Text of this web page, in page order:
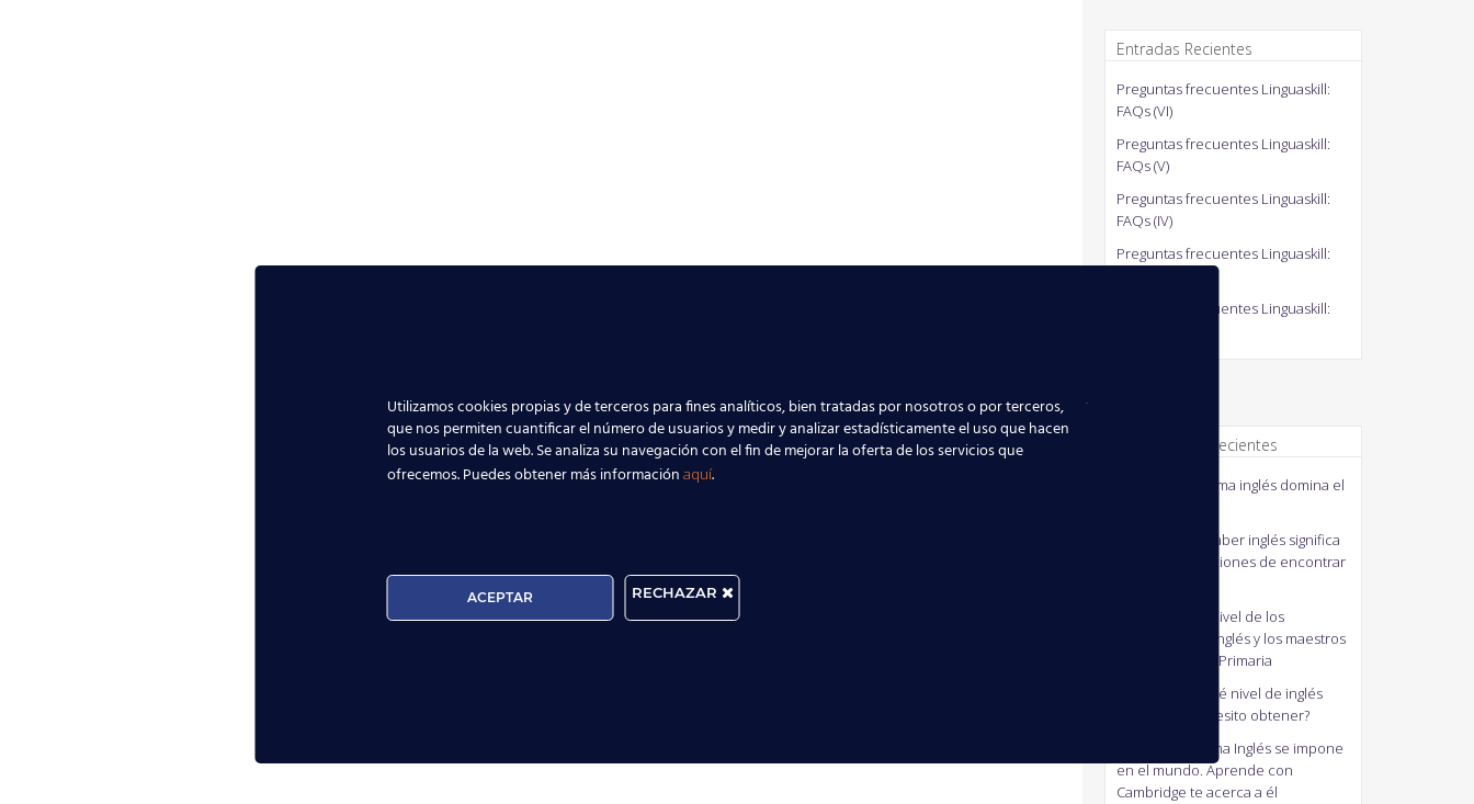
Entradas Recientes
Preguntas frecuentes Linguaskill:
FAQs (VI)
Preguntas frecuentes Linguaskill:
FAQs (V)
Preguntas frecuentes Linguaskill:
FAQs (IV)
Preguntas frecuentes Linguaskill:
Preguntas frecuentes Linguaskill:
Comentarios recientes
El idioma inglés domina el
Saber inglés significa
mejorar tus opciones de encontrar
Bajo nivel de los
profesores de inglés y los maestros
generalistas de Primaria
¿Qué nivel de inglés
Cambridge necesito obtener?
El Idioma Inglés se impone
en el mundo. Aprende con
Cambridge te acerca a él
Utilizamos cookies propias y de terceros para fines analíticos, bien tratadas por nosotros o por terceros,
que nos permiten cuantificar el número de usuarios y medir y analizar estadísticamente el uso que hacen
los usuarios de la web. Se analiza su navegación con el fin de mejorar la oferta de los servicios que
ofrecemos. Puedes obtener más información aquí.
ACEPTAR RECHAZAR